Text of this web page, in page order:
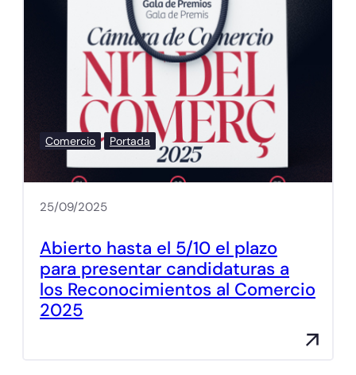
Comercio Portada
25/09/2025
Abierto hasta el 5/10 el plazo
para presentar candidaturas a
los Reconocimientos al Comercio
2025